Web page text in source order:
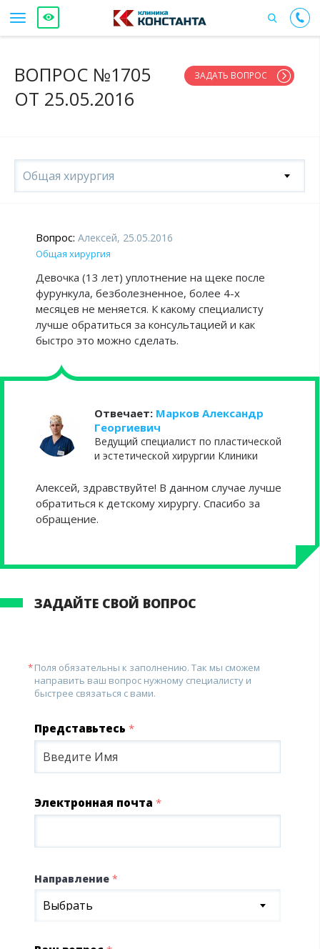
ВОПРОС №1705
ОТ 25.05.2016
ЗАДАТЬ ВОПРОС
Общая хирургия
Вопрос: Алексей, 25.05.2016
Общая хирургия
Девочка (13 лет) уплотнение на щеке после
фурункула, безболезненное, более 4-х
месяцев не меняется. К какому специалисту
лучше обратиться за консультацией и как
быстро это можно сделать.
Отвечает: Марков Александр
Георгиевич
Ведущий специалист по пластической
и эстетической хирургии Клиники
Алексей, здравствуйте! В данном случае лучше
обратиться к детскому хирургу. Спасибо за
обращение.
ЗАДАЙТЕ СВОЙ ВОПРОС
Поля обязательны к заполнению. Так мы сможем
направить ваш вопрос нужному специалисту и
быстрее связаться с вами.
Представьтесь *
Электронная почта *
Направление *
Выбрать